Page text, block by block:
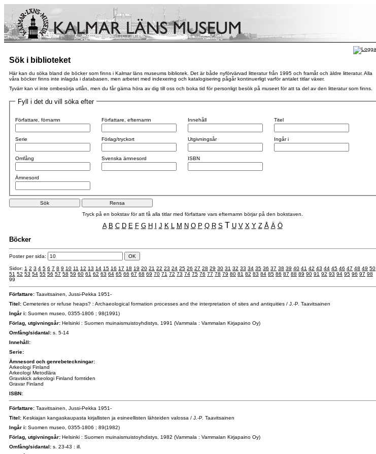
Sök i biblioteket
Här kan du söka bland de böcker som finns i Kalmar läns museums bibliotek. Det är både nyförvärvad litteratur från 1995 och framåt och äldre litteratur. Alla
våra böcker finns inte inlagda i databasen, men arbetet med indexering och katalogisering pågår kontinuerligt varför antalet titlar växer.
Tyvärr kan vi inte ombesörja utlån, men du får gärna höra av dig till oss och boka tid för personligt besök på museet för att ta del av den litteratur som finns.
Fyll i det du vill söka efter
Författare, förnamn
Serie
Omfång
Ämnesord
Författare, efternamn
Förlag/tryckort
Svenska ämnesord
Innehåll
Utgivningsår
ISBN
Titel
Ingår i
Tryck på en bokstav för att få alla titlar med författare vars efternamn börjar på den bokstaven.
A B C D E F G H I J K L M N O P Q R S T U V X Y Z Å Ä Ö
Böcker
Poster per sida:
Sidor: 1 2 3 4 5 6 7 8 9 10 11 12 13 14 15 16 17 18 19 20 21 22 23 24 25 26 27 28 29 30 31 32 33 34 35 36 37 38 39 40 41 42 43 44 45 46 47 48 49 50
51 52 53 54 55 56 57 58 59 60 61 62 63 64 65 66 67 68 69 70 71 72 73 74 75 76 77 78 79 80 81 82 83 84 85 86 87 88 89 90 91 92 93 94 95 96 97 98
99
Författare: Taavitsainen, Jussi-Pekka 1951-
Titel: Cemeteries or refuse heaps? : Archaeological formation processes and the interpretation of sites and antiquities / J.-P. Taavitsainen
Ingår i: Suomen museo, 0355-1806 ; 98(1991)
Förlag, utgivningsår: Helsinki : Suomen muinaismuistoyhdistys, 1991 (Vammala : Vammalan Kirjapaino Oy)
Omfång/sidantal: s. 5-14
Innehåll:
Serie:
Ämnesord och genrebeteckningar:
Arkeologi Finland
Arkeologi Metodlära
Gravskick arkeologi Finland forntiden
Gravar Finland
ISBN:
Författare: Taavitsainen, Jussi-Pekka 1951-
Titel: Keskiajan kangaskaupasta kirjallisten ja esineellisten lähteiden valossa / J.-P. Taavitsainen
Ingår i: Suomen museo, 0355-1806 ; 89(1982)
Förlag, utgivningsår: Helsinki : Suomen muinaismuistoyhdistys, 1982 (Vammala : Vammalan Kirjapaino Oy)
Omfång/sidantal: s. 23-43 : ill.